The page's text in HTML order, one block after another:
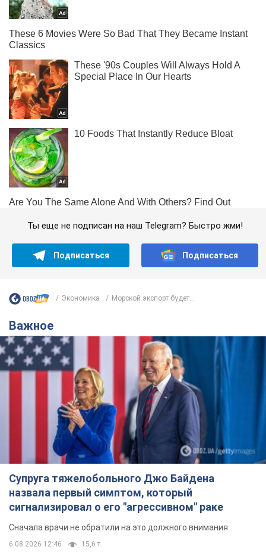
Ты еще не подписан на наш Telegram? Быстро жми!
Подписаться Подписаться
Экономика Морской экспорт будет...
Важное
Супруга тяжелобольного Джо Байдена
назвала первый симптом, который
сигнализировал о его "агрессивном" раке
Сначала врачи не обратили на это должного внимания
6.08.2026 12:46 15,6 т.